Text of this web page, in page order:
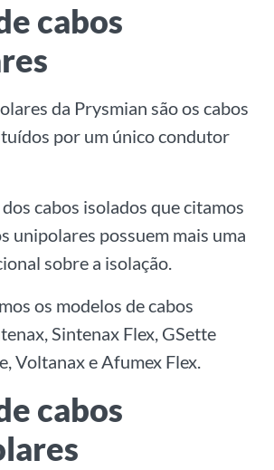
cabos
da Prysmian são os cabos
por um único condutor
cabos isolados que citamos
unipolares possuem mais uma
sobre a isolação.
os modelos de cabos
Sintenax Flex, GSette
Voltanax e Afumex Flex.
cabos